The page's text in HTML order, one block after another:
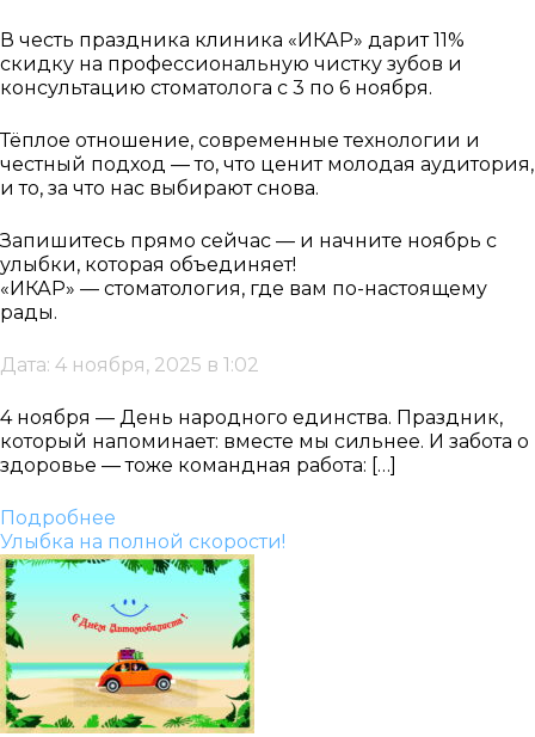
В честь праздника клиника «ИКАР» дарит 11%
скидку на профессиональную чистку зубов и
консультацию стоматолога с 3 по 6 ноября.
Тёплое отношение, современные технологии и
честный подход — то, что ценит молодая аудитория,
и то, за что нас выбирают снова.
Запишитесь прямо сейчас — и начните ноябрь с
улыбки, которая объединяет!
«ИКАР» — стоматология, где вам по-настоящему
рады.
Дата: 4 ноября, 2025 в 1:02
4 ноября — День народного единства. Праздник,
который напоминает: вместе мы сильнее. И забота о
здоровье — тоже командная работа: […]
Подробнее
Улыбка на полной скорости!